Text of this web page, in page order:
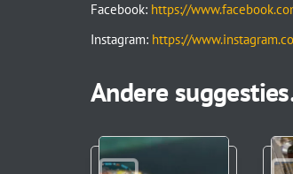
Facebook: https://
Instagram: https://
Andere